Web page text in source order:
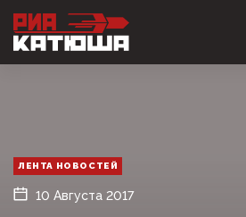
ЛЕНТА НОВОСТЕЙ
10 Августа 2017